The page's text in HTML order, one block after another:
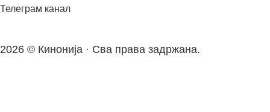
Телеграм канал
2026 © Кинонија · Сва права задржана.